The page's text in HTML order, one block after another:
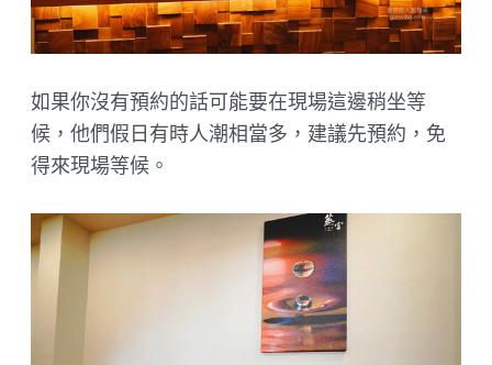
如果你沒有預約的話可能要在現場這邊稍坐等
候，他們假日有時人潮相當多，建議先預約，免
得來現場等候。